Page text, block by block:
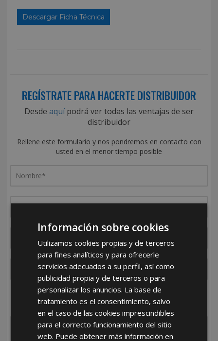
Descargar Ficha Técnica
REGÍSTRATE PARA HACERTE DISTRIBUIDOR
Desde aquípodrá ver todas las ventajas de ser
distribuidor
Rellene este formulario y nos pondremos en contacto con
usted en el menor tiempo posible
¿De dónde es la empresa?
España
Portugal Otros
Información sobre cookies
Utilizamos cookies propias y de terceros
para fines analíticos y para ofrecerle
servicios adecuados a su perfil, así como
publicidad propia y de terceros o para
personalizar los anuncios. La base de
tratamiento es el consentimiento, salvo
en el caso de las cookies imprescindibles
para el correcto funcionamiento del sitio
web. Puede obtener más información en